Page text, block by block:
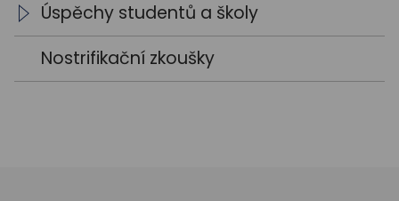
Úspěchy studentů a školy
Školní rok 2021 / 2022
Nostrifikační zkoušky